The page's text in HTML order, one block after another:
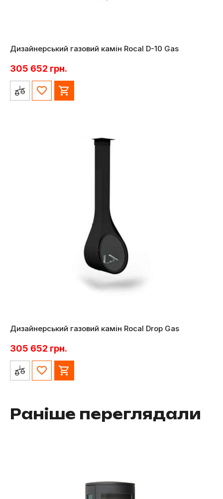
Дизайнерський газовий камін Rocal D-10 Gas
305 652 грн.
Дизайнерський газовий камін Rocal Drop Gas
305 652 грн.
Раніше переглядали